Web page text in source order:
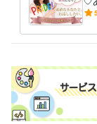
事務・ビジネスサ
ライフスタイル・
某メーカー 1992
ファストフード
地域センター
住宅関連 2010年
ヤ
い